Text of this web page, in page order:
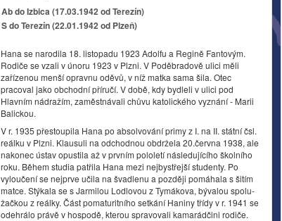
Ab do Izbica (17.03.1942 od Terezín)
S do Terezín (22.01.1942 od Plzeň)
Hana se narodila 18. listopadu 1923 Adolfu a Regině Fantovým.
Rodiče se vzali v únoru 1923 v Plzni. V Poděbradově ulici měli
zařízenou menší opravnu oděvů, v níž matka sama šila. Otec
pracoval jako obchodní příručí. V době, kdy bydleli v ulici pod
Hlavním nádražím, zaměstnávali chůvu katolického vyznání - Marii
Balickou.
V r. 1935 přestoupila Hana po absolvování primy z I. na II. státní čsl.
reálku v Plzni. Klausuli na odchodnou obdržela 20.června 1938, ale
nakonec ústav opustila až v prvním pololetí následujícího školního
roku. Během studia patřila Hana mezi nejbystřejší studenty. Po
vyloučení se nejprve učila na švadlenu a později pomáhala s šitím
matce. Stýkala se s Jarmilou Lodlovou z Tymákova, bývalou spolu-
žačkou z reálky. Část pomaturitního setkání Haniny třídy v r. 1941 se
odehrálo právě v hospodě, kterou spravovali kamarádčini rodiče.